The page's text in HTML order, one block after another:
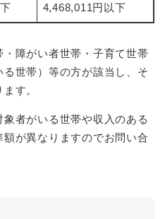
4,468,011円以下
障がい者世帯・子育て世帯
る世帯）等の方が該当し、そ
す。
者がいる世帯や収入のある
が異なりますのでお問い合